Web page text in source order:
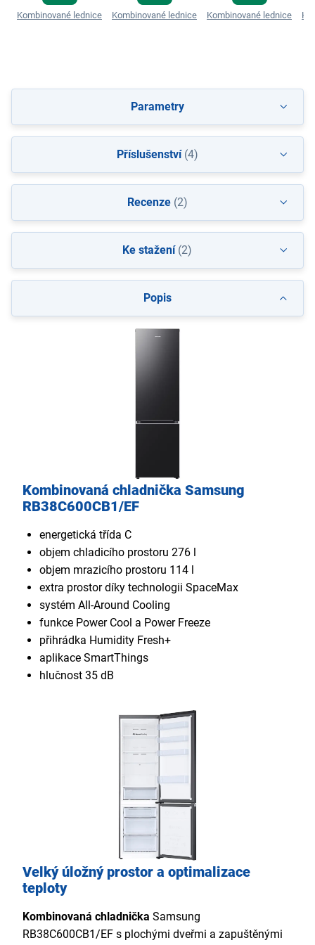
Kombinované lednice Kombinované lednice Kombinované lednice
Popis
Kombinovaná chladnička Samsung
RB38C600CB1/EF
energetická třída C
objem chladicího prostoru 276 l
objem mrazicího prostoru 114 l
extra prostor díky technologii SpaceMax
systém All-Around Cooling
funkce Power Cool a Power Freeze
přihrádka Humidity Fresh+
aplikace SmartThings
hlučnost 35 dB
Velký úložný prostor a optimalizace
teploty
Kombinovaná chladnička Samsung
RB38C600CB1/EF s plochými dveřmi a zapuštěnými
Parametry
Příslušenství(4)
Recenze(2)
Ke stažení(2)